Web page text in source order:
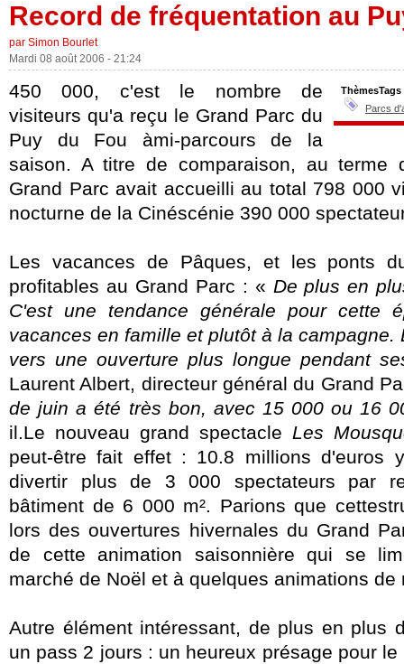
Record de fréquentation au
par Simon Bourlet
Mardi 08 août 2006 - 21:24
ThèmesTags
Parcs
450 000, c'est le nombre de
visiteurs qu'a reçu le Grand Parc du
Puy du Fou àmi-parcours de la
saison. A titre de comparaison, au terme
Grand Parc avait accueilli au total 798 000
nocturne de la Cinéscénie 390 000
Les vacances de Pâques, et les ponts
profitables au Grand Parc : « De plus en
C'est une tendance générale pour cette
vacances en famille et plutôt à la campagne.
vers une ouverture plus longue pendant
Laurent Albert, directeur général du Grand
de juin a été très bon, avec 15 000 ou 16
il.Le nouveau grand spectacle Les
peut-être fait effet : 10.8 millions d'euros
divertir plus de 3 000 spectateurs par
bâtiment de 6 000 m². Parions que
lors des ouvertures hivernales du Grand
de cette animation saisonnière qui se
marché de Noël et à quelques animations de
Autre élément intéressant, de plus en plus
un pass 2 jours : un heureux présage pour